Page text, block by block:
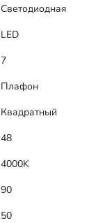
Светодиодная
LED
7
Плафон
Квадратный
48
4000K
90
50